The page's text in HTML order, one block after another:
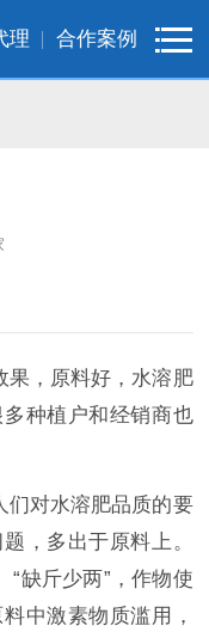
理 合作案例
果，原料好，水溶肥
种植户和经销商也
们对水溶肥品质的要
，多出于原料上。
“缺斤少两”，作物使
中激素物质滥用，